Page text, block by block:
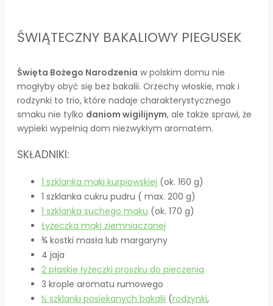
ŚWIĄTECZNY BAKALIOWY PIEGUSEK
Święta Bożego Narodzenia w polskim domu nie
mogłyby obyć się bez bakalii. Orzechy włoskie, mak i
rodzynki to trio, które nadaje charakterystycznego
smaku nie tylko daniom wigilijnym, ale także sprawi, że
wypieki wypełnią dom niezwykłym aromatem.
SKŁADNIKI:
1 szklanka mąki kurpiowskiej (ok. 160 g)
1 szklanka cukru pudru ( max. 200 g)
1 szklanka suchego maku (ok. 170 g)
Łyżeczka mąki ziemniaczanej
¾ kostki masła lub margaryny
4 jaja
2 płaskie łyżeczki proszku do pieczenia
3 krople aromatu rumowego
½ szklanki posiekanych bakalii (rodzynki,